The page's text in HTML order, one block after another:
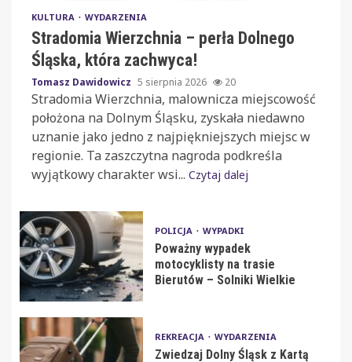
KULTURA WYDARZENIA
Stradomia Wierzchnia – perła Dolnego
Śląska, która zachwyca!
Tomasz Dawidowicz 5 sierpnia 2026 20
Stradomia Wierzchnia, malownicza miejscowość
położona na Dolnym Śląsku, zyskała niedawno
uznanie jako jedno z najpiękniejszych miejsc w
regionie. Ta zaszczytna nagroda podkreśla
wyjątkowy charakter wsi... Czytaj dalej
POLICJA WYPADKI
Poważny wypadek
motocyklisty na trasie
Bierutów – Solniki Wielkie
REKREACJA WYDARZENIA
Zwiedzaj Dolny Śląsk z Kartą